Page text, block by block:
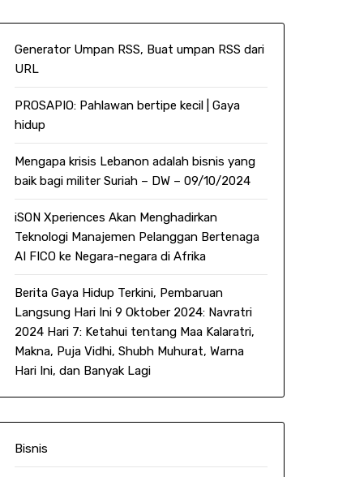
Generator Umpan RSS, Buat umpan RSS dari
URL
PROSAPIO: Pahlawan bertipe kecil | Gaya
hidup
Mengapa krisis Lebanon adalah bisnis yang
baik bagi militer Suriah – DW – 09/10/2024
iSON Xperiences Akan Menghadirkan
Teknologi Manajemen Pelanggan Bertenaga
AI FICO ke Negara-negara di Afrika
Berita Gaya Hidup Terkini, Pembaruan
Langsung Hari Ini 9 Oktober 2024: Navratri
2024 Hari 7: Ketahui tentang Maa Kalaratri,
Makna, Puja Vidhi, Shubh Muhurat, Warna
Hari Ini, dan Banyak Lagi
Bisnis